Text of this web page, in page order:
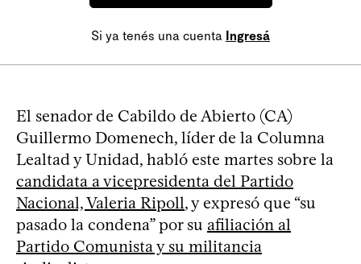
Si ya tenés una cuenta Ingresá
El senador de Cabildo de Abierto (CA)
Guillermo Domenech, líder de la Columna
Lealtad y Unidad, habló este martes sobre la
candidata a vicepresidenta del Partido
Nacional, Valeria Ripoll, y expresó que “su
pasado la condena” por su afiliación al
Partido Comunista y su militancia